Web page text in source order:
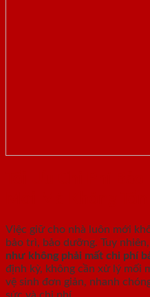
Việc giữ cho nhà luôn mới
bảo trì, bảo dưỡng. Tuy
như không phải mất chi phí
định kỳ, không cần xử lý mối
vệ sinh đơn giản, nhanh
sức và chi phí.